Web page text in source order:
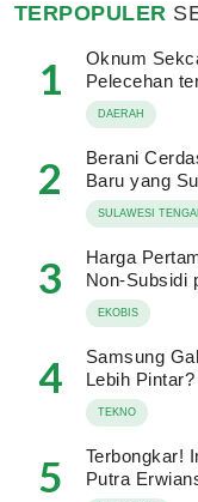
TERPOPULER
1
Oknum
Pelecehan
DAERAH
2
Berani
Baru yang
SULAWESI
3
Harga
Non-Subsidi
EKOBIS
4
Samsung
Lebih Pintar?
TEKNO
5
Terbongkar!
Putra